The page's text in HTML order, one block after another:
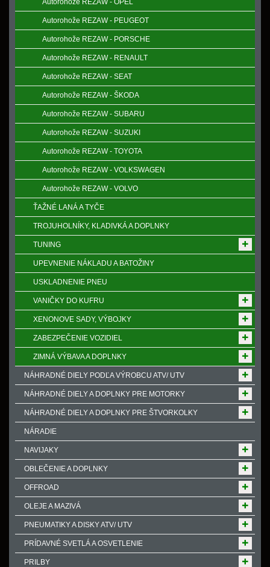
Autorohože REZAW - OPEL
Autorohože REZAW - PEUGEOT
Autorohože REZAW - PORSCHE
Autorohože REZAW - RENAULT
Autorohože REZAW - SEAT
Autorohože REZAW - ŠKODA
Autorohože REZAW - SUBARU
Autorohože REZAW - SUZUKI
Autorohože REZAW - TOYOTA
Autorohože REZAW - VOLKSWAGEN
Autorohože REZAW - VOLVO
ŤAŽNÉ LANÁ A TYČE
TROJUHOLNÍKY, KLADIVKÁ A DOPLNKY
TUNING
UPEVNENIE NÁKLADU A BATOŽINY
USKLADNENIE PNEU
VANIČKY DO KUFRU
XENONOVE SADY, VÝBOJKY
ZABEZPEČENIE VOZIDIEL
ZIMNÁ VÝBAVA A DOPLNKY
NÁHRADNÉ DIELY PODĽA VÝROBCU ATV/ UTV
NÁHRADNÉ DIELY A DOPLNKY PRE MOTORKY
NÁHRADNÉ DIELY A DOPLNKY PRE ŠTVORKOLKY
NÁRADIE
NAVIJAKY
OBLEČENIE A DOPLNKY
OFFROAD
OLEJE A MAZIVÁ
PNEUMATIKY A DISKY ATV/ UTV
PRÍDAVNÉ SVETLÁ A OSVETLENIE
PRILBY